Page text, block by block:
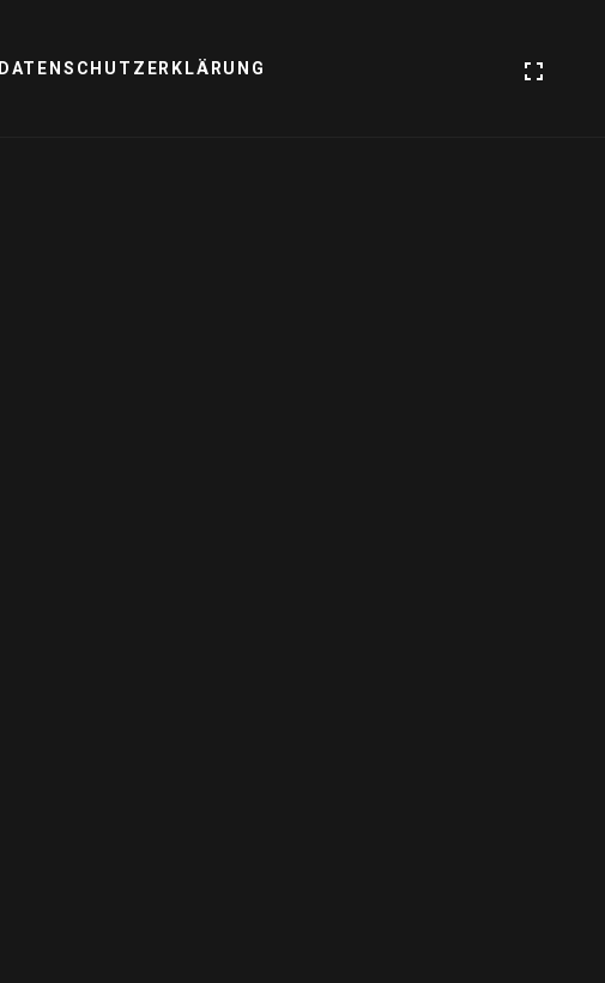
DATENSCHUTZERKLÄRUNG